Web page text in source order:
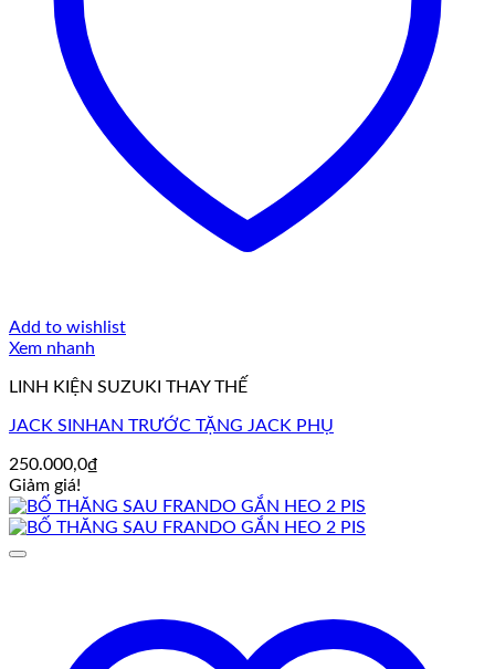
Add to wishlist
Xem nhanh
LINH KIỆN SUZUKI THAY THẾ
JACK SINHAN TRƯỚC TẶNG JACK PHỤ
250.000,0₫
Giảm giá!